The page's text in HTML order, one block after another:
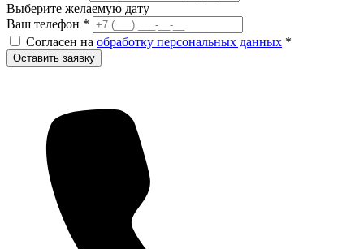
Выберите желаемую дату
Ваш телефон *
Согласен на обработку персональных данных *
Оставить заявку